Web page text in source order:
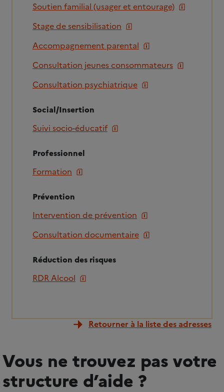
Soutien familial (usager et entourage)
Stage de sensibilisation
Accompagnement parental
Consultation jeunes consommateurs
Consultation psychiatrique
Social/Insertion
Suivi socio-éducatif
Professionnel
Formation
Prévention
Intervention de prévention
Consultation documentaire
Réduction des risques
RDR Alcool
Retourner à la liste des adresses
Vous ne trouvez pas votre
structure d’aide ?